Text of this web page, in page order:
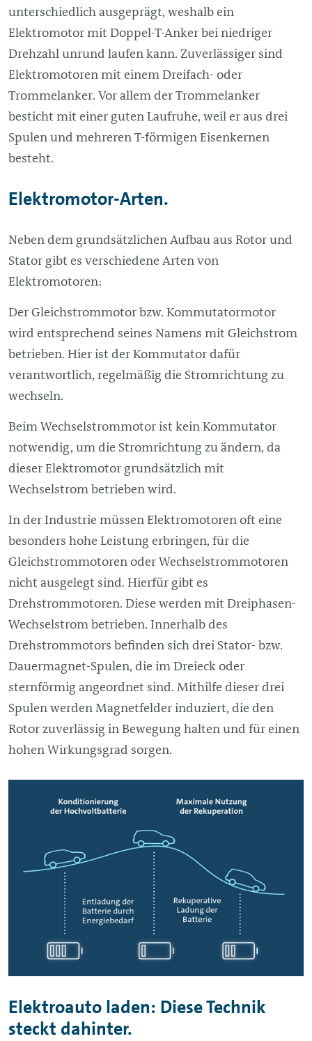
unterschiedlich ausgeprägt, weshalb ein
Elektromotor mit Doppel-T-Anker bei niedriger
Drehzahl unrund laufen kann. Zuverlässiger sind
Elektromotoren mit einem Dreifach- oder
Trommelanker. Vor allem der Trommelanker
besticht mit einer guten Laufruhe, weil er aus drei
Spulen und mehreren T-förmigen Eisenkernen
besteht.
Elektromotor-Arten.
Neben dem grundsätzlichen Aufbau aus Rotor und
Stator gibt es verschiedene Arten von
Elektromotoren:
Der Gleichstrommotor bzw. Kommutatormotor
wird entsprechend seines Namens mit Gleichstrom
betrieben. Hier ist der Kommutator dafür
verantwortlich, regelmäßig die Stromrichtung zu
wechseln.
Beim Wechselstrommotor ist kein Kommutator
notwendig, um die Stromrichtung zu ändern, da
dieser Elektromotor grundsätzlich mit
Wechselstrom betrieben wird.
In der Industrie müssen Elektromotoren oft eine
besonders hohe Leistung erbringen, für die
Gleichstrommotoren oder Wechselstrommotoren
nicht ausgelegt sind. Hierfür gibt es
Drehstrommotoren. Diese werden mit Dreiphasen-
Wechselstrom betrieben. Innerhalb des
Drehstrommotors befinden sich drei Stator- bzw.
Dauermagnet-Spulen, die im Dreieck oder
sternförmig angeordnet sind. Mithilfe dieser drei
Spulen werden Magnetfelder induziert, die den
Rotor zuverlässig in Bewegung halten und für einen
hohen Wirkungsgrad sorgen.
Elektroauto laden: Diese Technik
steckt dahinter.